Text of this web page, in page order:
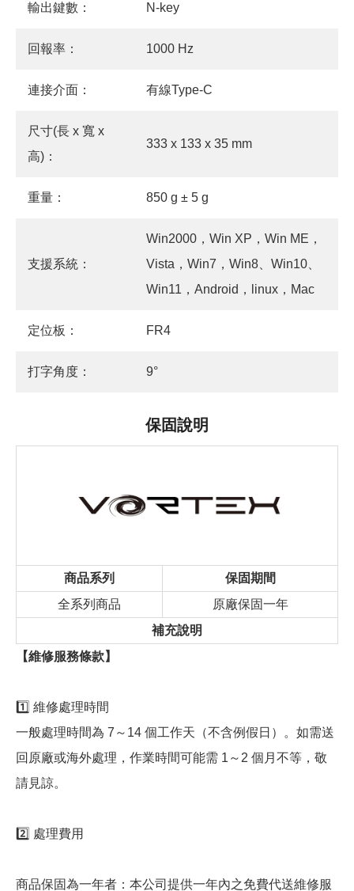
輸出鍵數： N-key
回報率： 1000 Hz
連接介面： 有線Type-C
尺寸(長 x 寬 x
高)：
333 x 133 x 35 mm
重量： 850 g ± 5 g
支援系統：
Win2000，Win XP，Win ME，
Vista，Win7，Win8、Win10、
Win11，Android，linux，Mac
定位板： FR4
打字角度： 9°
保固說明
商品系列
保固期間
全系列商品
原廠保固一年
補充說明
【維修服務條款】
1️⃣ 維修處理時間
一般處理時間為 7～14 個工作天（不含例假日）。如需送
回原廠或海外處理，作業時間可能需 1～2 個月不等，敬
請見諒。
2️⃣ 處理費用
商品保固為一年者：本公司提供一年內之免費代送維修服